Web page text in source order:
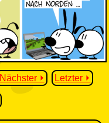
Nächster ⏵ Letzter ⏵